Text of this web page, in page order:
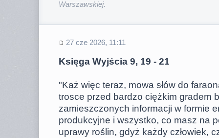
Warszawskiej.
27 cze 2026, 11:11
Księga Wyjścia 9, 19 - 21
"Każ więc teraz, mowa słów do
trosce przed bardzo ciężkim gradem
zamieszczonych informacji w formie
produkcyjne i wszystko, co masz na
uprawy roślin, gdyż każdy człowiek,